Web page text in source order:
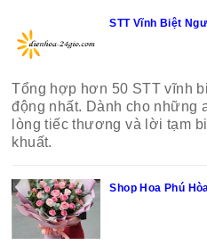
STT Vĩnh Biệt
Tổng hợp hơn 50 STT vĩnh
động nhất. Dành cho những
lòng tiếc thương và lời tạm
khuất.
Shop Hoa Phú